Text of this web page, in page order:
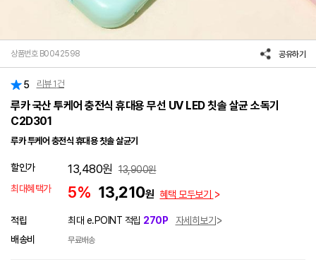
상품번호 B0042598 공유하기
5 리뷰 1건
루카 국산 투케어 충전식 휴대용 무선 UV LED 칫솔 살균 소독기
C2D301
루카 투케어 충전식 휴대용 칫솔 살균기
할인가 13,480원 13,900원
최대혜택가
5% 13,210원 혜택 모두보기
적립 최대 e.POINT 적립 270P
자세히보기
배송비
무료배송